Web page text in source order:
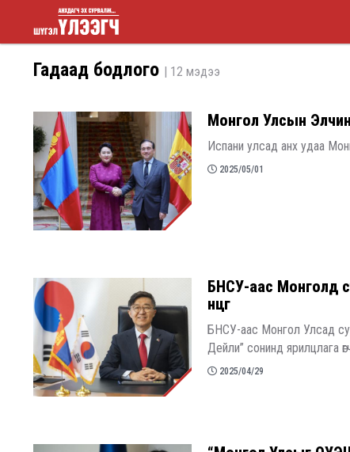
Шүгэл
үлээгч
Гадаад бодлого | 12 мэдээ
Монгол Улсын
Испани улсад анх удаа
2025/05/01
​БНСУ-аас Монголд
өнцөг
БНСУ-аас Монгол Улсад
Дейли” сонинд ярилцлага
2025/04/29